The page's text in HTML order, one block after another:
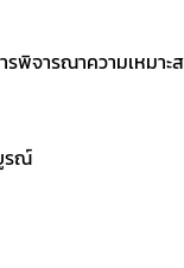
พิจารณาความเหมาะ
รณ์